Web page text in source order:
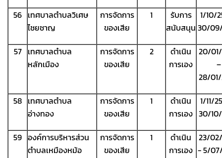
56 เทศบาลตำบลวิเศษ
ไชยชาญ
การจัดการ
ของเสีย
1
รับการ
สนับสนุน
1/10/
30/
57 เทศบาลตำบล
หลักเมือง
การจัดการ
ของเสีย
2
ดำเนิน
การเอง
20/
–
28/
58 เทศบาลตำบล
อ่างทอง
การจัดการ
ของเสีย
1
ดำเนิน
การเอง
1/11/
30/
59 องค์การบริหารส่วน
ตำบลเหมืองหม้อ
การจัดการ
ของเสีย
1
ดำเนิน
การเอง
23/
- 5/